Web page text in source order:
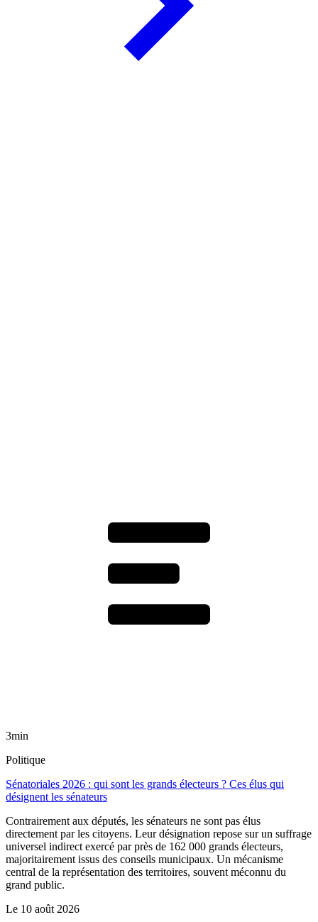
3min
Politique
Sénatoriales 2026 : qui sont les grands électeurs ? Ces élus qui
désignent les sénateurs
Contrairement aux députés, les sénateurs ne sont pas élus
directement par les citoyens. Leur désignation repose sur un suffrage
universel indirect exercé par près de 162 000 grands électeurs,
majoritairement issus des conseils municipaux. Un mécanisme
central de la représentation des territoires, souvent méconnu du
grand public.
Le 10 août 2026